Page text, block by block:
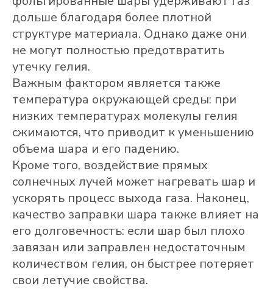
дольше благодаря более плотной
структуре материала. Однако даже они
не могут полностью предотвратить
утечку гелия.
Важным фактором является также
температура окружающей среды: при
низких температурах молекулы гелия
сжимаются, что приводит к уменьшению
объема шара и его падению.
Кроме того, воздействие прямых
солнечных лучей может нагревать шар и
ускорять процесс выхода газа. Наконец,
качество заправки шара также влияет на
его долговечность: если шар был плохо
завязан или заправлен недостаточным
количеством гелия, он быстрее потеряет
свои летучие свойства.